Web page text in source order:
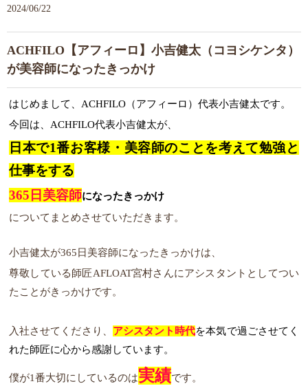
2024/06/22
ACHFILO【アフィーロ】小吉健太（コヨシケンタ）
が美容師になったきっかけ
はじめまして、ACHFILO（アフィーロ）代表小吉健太です。
今回は、ACHFILO代表小吉健太が、
日本で1番お客様・美容師のことを考えて勉強と
仕事をする
365日美容師になったきっかけ
についてまとめさせていただきます。
小吉健太が365日美容師になったきっかけは、
尊敬している師匠AFLOAT宮村さんにアシスタントとしてつい
たことがきっかけです。
入社させてくださり、 アシスタント時代を本気で過ごさせてく
れた師匠に心から感謝しています。
僕が1番大切にしているのは実績です。